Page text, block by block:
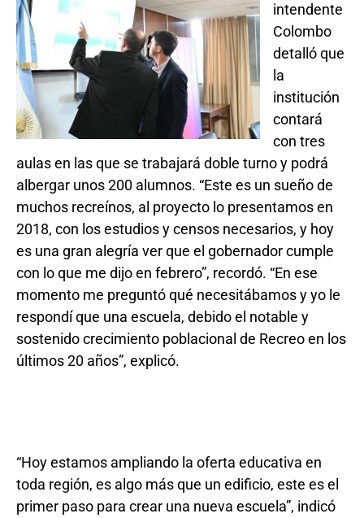
intendente
Colombo
detalló que
la
institución
contará
con tres
aulas en las que se trabajará doble turno y podrá
albergar unos 200 alumnos. “Este es un sueño de
muchos recreínos, al proyecto lo presentamos en
2018, con los estudios y censos necesarios, y hoy
es una gran alegría ver que el gobernador cumple
con lo que me dijo en febrero”, recordó. “En ese
momento me preguntó qué necesitábamos y yo le
respondí que una escuela, debido el notable y
sostenido crecimiento poblacional de Recreo en los
últimos 20 años”, explicó.
“Hoy estamos ampliando la oferta educativa en
toda región, es algo más que un edificio, este es el
primer paso para crear una nueva escuela”, indicó